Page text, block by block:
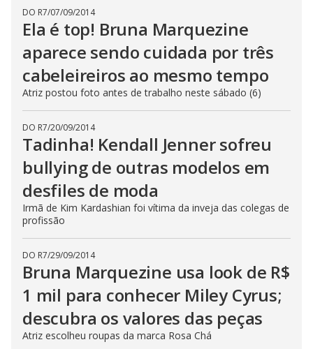
DO R7/07/09/2014
Ela é top! Bruna Marquezine
aparece sendo cuidada por três
cabeleireiros ao mesmo tempo
Atriz postou foto antes de trabalho neste sábado (6)
DO R7/20/09/2014
Tadinha! Kendall Jenner sofreu
bullying de outras modelos em
desfiles de moda
Irmã de Kim Kardashian foi vítima da inveja das colegas de
profissão
DO R7/29/09/2014
Bruna Marquezine usa look de R$
1 mil para conhecer Miley Cyrus;
descubra os valores das peças
Atriz escolheu roupas da marca Rosa Chá